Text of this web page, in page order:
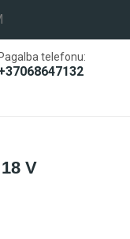
Pagalba telefonu:
V